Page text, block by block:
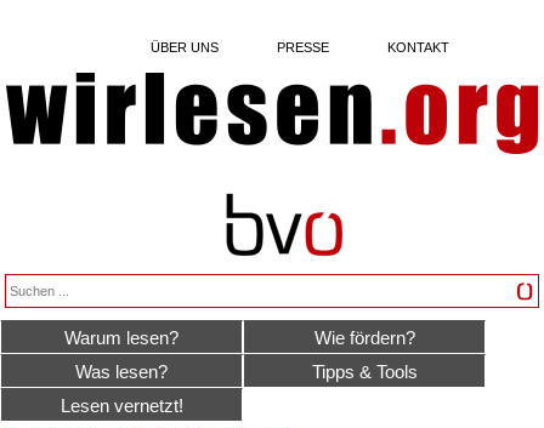
ÜBER UNS PRESSE KONTAKT
Warum lesen?
Wie fördern?
Was lesen?
Tipps & Tools
Lesen vernetzt!